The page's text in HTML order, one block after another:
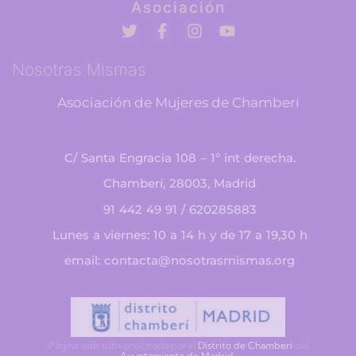
Asociación
Nosotras Mismas
Asociación de Mujeres de Chamberí
C/ Santa Engracia 108 – 1º int derecha.
Chamberí, 28003, Madrid
91 442 49 91 / 620285883
Lunes a viernes: 10 a 14 h y de 17 a 19,30 h
email: contacta@nosotrasmismas.org
Página web subvencionada por el Distrito de Chamberídel